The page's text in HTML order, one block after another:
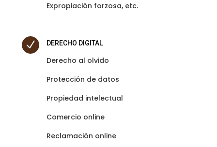
Expropiación forzosa, etc.
N DERECHO DIGITAL
Derecho al olvido
Protección de datos
Propiedad intelectual
Comercio online
Reclamación online